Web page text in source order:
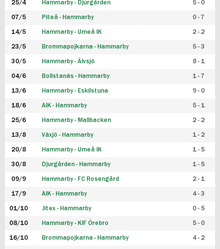
25/4 Hammarby - Djurgården 5 - 0
07/5 Piteå - Hammarby 0 - 7
14/5 Hammarby - Umeå IK 2 - 2
23/5 Brommapojkarna - Hammarby 5 - 3
30/5 Hammarby - Älvsjö 8 - 1
04/6 Bollstanäs - Hammarby 1 - 7
13/6 Hammarby - Eskilstuna 9 - 0
18/6 AIK - Hammarby 5 - 1
25/6 Hammarby - Mallbacken 2 - 2
13/8 Växjö - Hammarby 1 - 2
20/8 Hammarby - Umeå IK 1 - 5
30/8 Djurgården - Hammarby 1 - 5
09/9 Hammarby - FC Rosengård 2 - 1
17/9 AIK - Hammarby 4 - 3
01/10 Jitex - Hammarby 0 - 5
08/10 Hammarby - KIF Örebro 5 - 0
16/10 Brommapojkarna - Hammarby 4 - 2